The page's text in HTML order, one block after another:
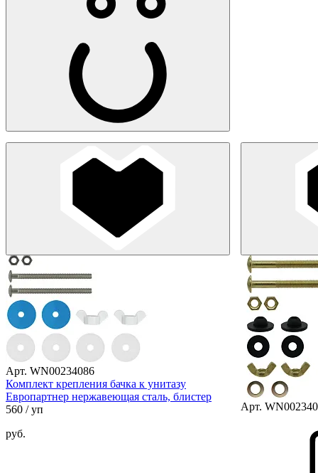
Арт. WN00234086
Комплект крепления бачка к унитазу
Европартнер нержавеющая сталь, блистер
560 / уп
руб.
Арт.